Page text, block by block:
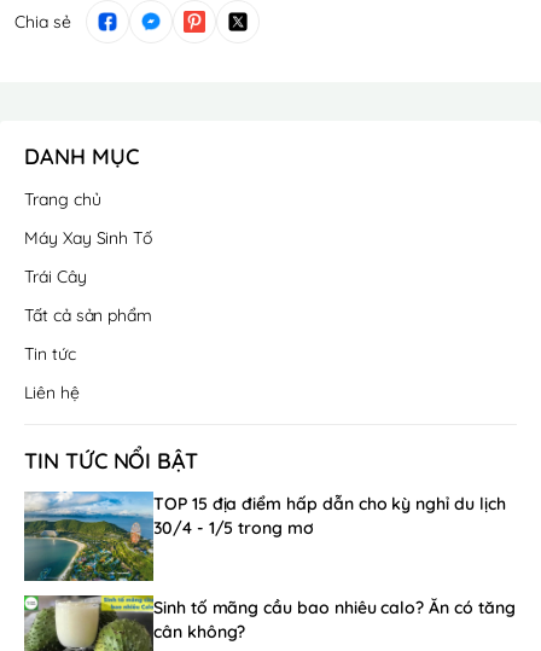
Chia sẻ
DANH MỤC
Trang chủ
Máy Xay Sinh Tố
Trái Cây
Tất cả sản phẩm
Tin tức
Liên hệ
TIN TỨC NỔI BẬT
TOP 15 địa điểm hấp dẫn cho kỳ nghỉ du lịch
30/4 - 1/5 trong mơ
Sinh tố mãng cầu bao nhiêu calo? Ăn có tăng
cân không?